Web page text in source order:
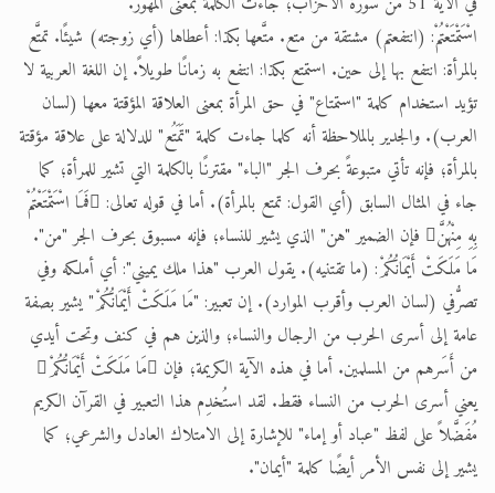
اسْتَمْتَعْتُمْ: (انتفعتم) مشتقة من متع. متَّعها بكذا: أعطاها (أي زوجته) شيئًا. تمتَّع
بالمرأة: انتفع بها إلى حين. استمتع بكذا: انتفع به زمانًا طويلاً. إن اللغة العربية لا
تؤيد استخدام كلمة "استمتاع" في حق المرأة بمعنى العلاقة المؤقتة معها (لسان
العرب). والجدير بالملاحظة أنه كلما جاءت كلمة "تَمَتُع" للدلالة على علاقة مؤقتة
بالمرأة؛ فإنه تأتي متبوعةً بحرف الجر "الباء" مقترنًا بالكلمة التي تشير للمرأة؛ كما
جاء في المثال السابق (أي القول: تمتع بالمرأة). أما في قوله تعالى: فَمَا اسْتَمْتَعْتُمْ
بِهِ مِنْهُنَّ فإن الضمير "هن" الذي يشير للنساء؛ فإنه مسبوق بحرف الجر "من".
مَا مَلَكَتْ أَيْمَانُكُمْ: (ما تقتنيه). يقول العرب "هذا ملك يميني": أي أملكه وفي
تصرُّفي (لسان العرب وأقرب الموارد). إن تعبير: "مَا مَلَكَتْ أَيْمَانُكُمْ" يشير بصفة
عامة إلى أسرى الحرب من الرجال والنساء؛ والذين هم في كنف وتحت أيدي
من أَسَرهم من المسلمين. أما في هذه الآية الكريمة؛ فإن مَا مَلَكَتْ أَيْمَانُكُمْ
يعني أسرى الحرب من النساء فقط. لقد استُخدِم هذا التعبير في القرآن الكريم
مُفَضَّلاً على لفظ "عباد أو إماء" للإشارة إلى الامتلاك العادل والشرعي؛ كما
يشير إلى نفس الأمر أيضًا كلمة "أيمان".